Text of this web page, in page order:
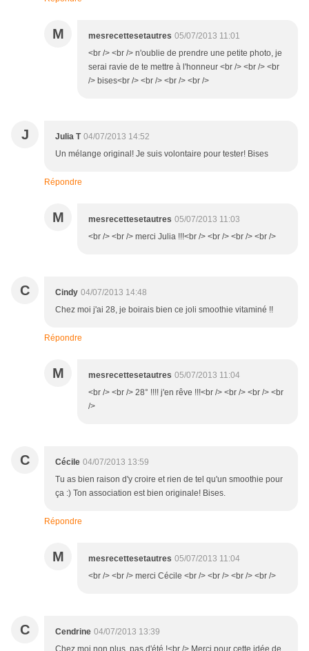
M mesrecettesetautres 05/07/2013 11:01
<br /> <br /> n'oublie de prendre une petite photo, je
serai ravie de te mettre à l'honneur <br /> <br /> <br
/> bises<br /> <br /> <br /> <br />
J Julia T 04/07/2013 14:52
Un mélange original! Je suis volontaire pour tester! Bises
Répondre
M mesrecettesetautres 05/07/2013 11:03
<br /> <br /> merci Julia !!!<br /> <br /> <br /> <br />
C Cindy 04/07/2013 14:48
Chez moi j'ai 28, je boirais bien ce joli smoothie vitaminé !!
Répondre
M mesrecettesetautres 05/07/2013 11:04
<br /> <br /> 28° !!!! j'en rêve !!!<br /> <br /> <br /> <br
/>
C Cécile 04/07/2013 13:59
Tu as bien raison d'y croire et rien de tel qu'un smoothie pour
ça :) Ton association est bien originale! Bises.
Répondre
M mesrecettesetautres 05/07/2013 11:04
<br /> <br /> merci Cécile <br /> <br /> <br /> <br />
C Cendrine 04/07/2013 13:39
Chez moi non plus, pas d'été !<br /> Merci pour cette idée de